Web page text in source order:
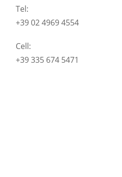
Tel:
+39 02 4969 4554
Cell:
+39 335 674 5471